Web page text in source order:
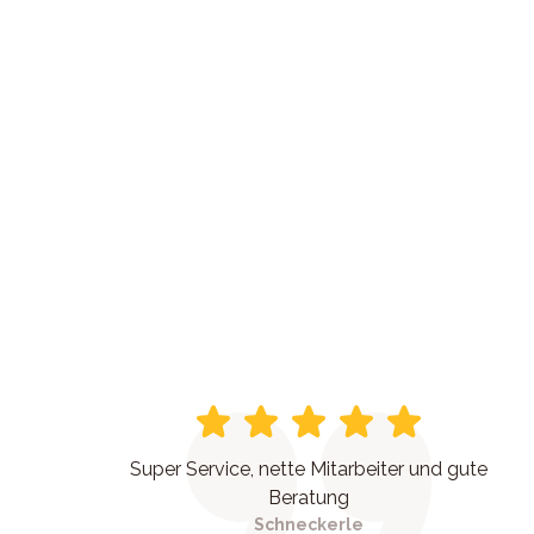
Super Service, nette Mitarbeiter und gute
Beratung
Schneckerle